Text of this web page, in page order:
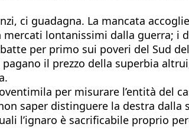
ci guadagna. La mancata
lontanissimi dalla guerra; i
per primo sui poveri del Sud
il prezzo della superbia
per misurare l’entità del
saper distinguere la destra
l’ignaro è sacrificabile proprio